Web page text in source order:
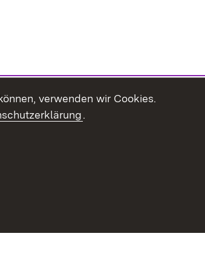
verwenden wir Cookies.
.